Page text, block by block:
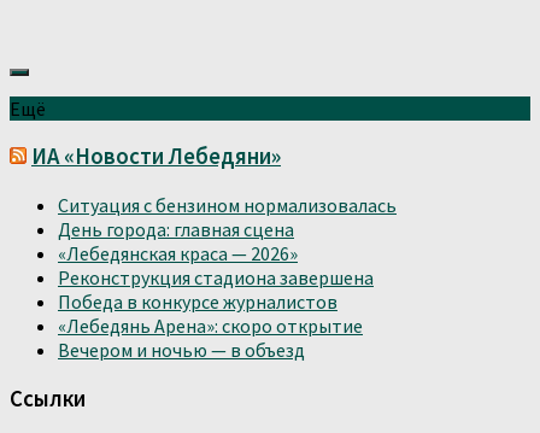
Ещё
ИА «Новости Лебедяни»
Ситуация с бензином нормализовалась
День города: главная сцена
«Лебедянская краса — 2026»
Реконструкция стадиона завершена
Победа в конкурсе журналистов
«Лебедянь Арена»: скоро открытие
Вечером и ночью — в объезд
Ссылки